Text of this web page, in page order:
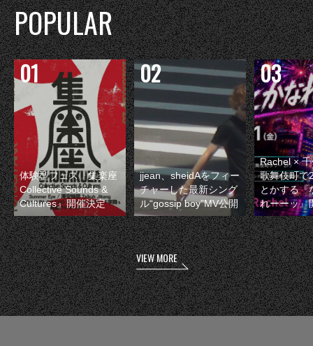
POPULAR
体験型フェス『集楽座
Collective Sounds &
Cultures』開催決定
jjean、sheidAをフィー
チャーした最新シング
ル“gossip boy”MV公開
Rachel ×
歌舞伎町で
とかする『
れーーッ』
VIEW MORE